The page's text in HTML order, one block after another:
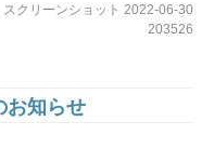
スクリーンショット 2022-06-30
203526
お知らせ